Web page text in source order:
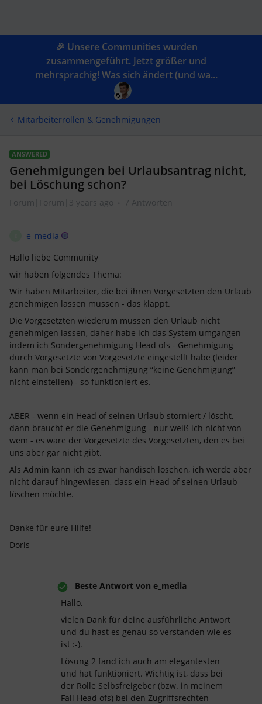
🎉 Unsere Communities wurden
zusammengeführt. Jetzt größer und
mehrsprachig! Was sich ändert (und wa...
Mitarbeiterrollen & Genehmigungen
ANSWERED
Genehmigungen bei Urlaubsantrag nicht,
bei Löschung schon?
Forum|Forum|3 years ago 7 Antworten
e_media
Hallo liebe Community
wir haben folgendes Thema:
Wir haben Mitarbeiter, die bei ihren Vorgesetzten den Urlaub
genehmigen lassen müssen - das klappt.
Die Vorgesetzten wiederum müssen den Urlaub nicht
genehmigen lassen, daher habe ich das System umgangen
indem ich Sondergenehmigung Head ofs - Genehmigung
durch Vorgesetzte von Vorgesetzte eingestellt habe (leider
kann man bei Sondergenehmigung “keine Genehmigung”
nicht einstellen) - so funktioniert es.
ABER - wenn ein Head of seinen Urlaub storniert / löscht,
dann braucht er die Genehmigung - nur weiß ich nicht von
wem - es wäre der Vorgesetzte des Vorgesetzten, den es bei
uns aber gar nicht gibt.
Als Admin kann ich es zwar händisch löschen, ich werde aber
nicht darauf hingewiesen, dass ein Head of seinen Urlaub
löschen möchte.
Danke für eure Hilfe!
Doris
Beste Antwort von e_media
Hallo,
vielen Dank für deine ausführliche Antwort
und du hast es genau so verstanden wie es
ist :-).
Lösung 2 fand ich auch am elegantesten
und hat funktioniert. Wichtig ist, dass bei
der Rolle Selbsfreigeber (bzw. in meinem
Fall Head ofs) bei den Zugriffsrechten